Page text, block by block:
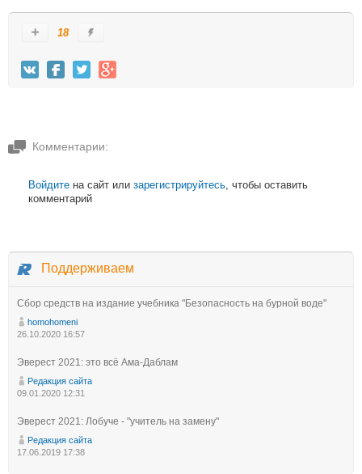
18
Комментарии:
Войдите на сайт или зарегистрируйтесь, чтобы оставить
комментарий
Поддерживаем
Сбор средств на издание учебника "Безопасность на бурной воде"
homohomeni
26.10.2020 16:57
Эверест 2021: это всё Ама-Даблам
Редакция сайта
09.01.2020 12:31
Эверест 2021: Лобуче - "учитель на замену"
Редакция сайта
17.06.2019 17:38